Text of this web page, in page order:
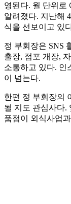
영된다. 월 단위로
알려졌다. 지난해
식을 선보이고 있
정 부회장은 SNS
출장, 점포 개장,
소통하고 있다. 인
이 넘는다.
한편 정 부회장의
될 지도 관심사다.
품점이 외식사업